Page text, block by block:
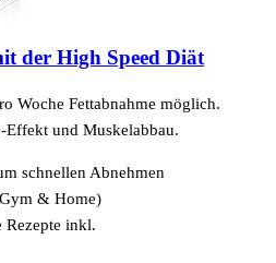
der High Speed Diät
Woche Fettabnahme möglich.
Effekt und Muskelabbau.
schnellen Abnehmen
& Home)
Rezepte inkl.